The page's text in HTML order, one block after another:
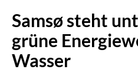
Samsø steht
grüne
Wasser